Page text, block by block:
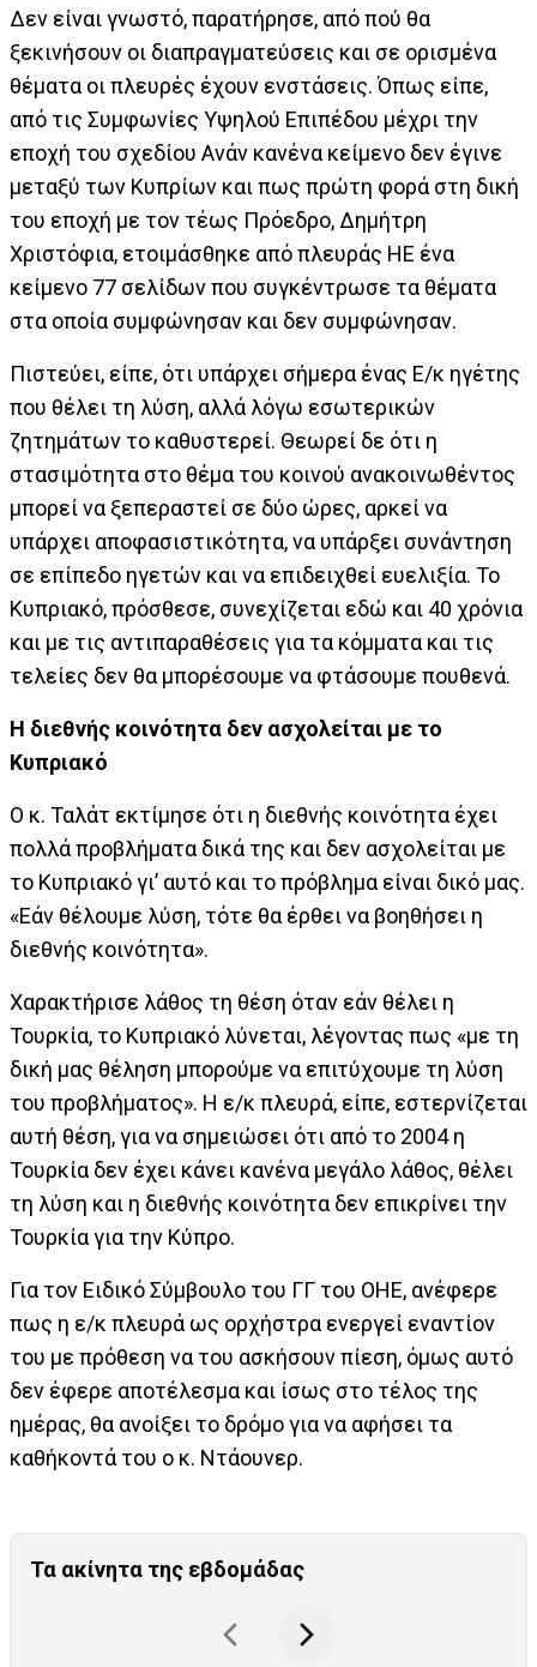
Δεν είναι γνωστό, παρατήρησε, από πού θα
ξεκινήσουν οι διαπραγματεύσεις και σε ορισμένα
θέματα οι πλευρές έχουν ενστάσεις. Όπως είπε,
από τις Συμφωνίες Υψηλού Επιπέδου μέχρι την
εποχή του σχεδίου Ανάν κανένα κείμενο δεν έγινε
μεταξύ των Κυπρίων και πως πρώτη φορά στη δική
του εποχή με τον τέως Πρόεδρο, Δημήτρη
Χριστόφια, ετοιμάσθηκε από πλευράς ΗΕ ένα
κείμενο 77 σελίδων που συγκέντρωσε τα θέματα
στα οποία συμφώνησαν και δεν συμφώνησαν.
Πιστεύει, είπε, ότι υπάρχει σήμερα ένας Ε/κ ηγέτης
που θέλει τη λύση, αλλά λόγω εσωτερικών
ζητημάτων το καθυστερεί. Θεωρεί δε ότι η
στασιμότητα στο θέμα του κοινού ανακοινωθέντος
μπορεί να ξεπεραστεί σε δύο ώρες, αρκεί να
υπάρχει αποφασιστικότητα, να υπάρξει συνάντηση
σε επίπεδο ηγετών και να επιδειχθεί ευελιξία. Το
Κυπριακό, πρόσθεσε, συνεχίζεται εδώ και 40 χρόνια
και με τις αντιπαραθέσεις για τα κόμματα και τις
τελείες δεν θα μπορέσουμε να φτάσουμε πουθενά.
Η διεθνής κοινότητα δεν ασχολείται με το
Κυπριακό
Ο κ. Ταλάτ εκτίμησε ότι η διεθνής κοινότητα έχει
πολλά προβλήματα δικά της και δεν ασχολείται με
το Κυπριακό γι’ αυτό και το πρόβλημα είναι δικό μας.
«Εάν θέλουμε λύση, τότε θα έρθει να βοηθήσει η
διεθνής κοινότητα».
Χαρακτήρισε λάθος τη θέση όταν εάν θέλει η
Τουρκία, το Κυπριακό λύνεται, λέγοντας πως «με τη
δική μας θέληση μπορούμε να επιτύχουμε τη λύση
του προβλήματος». Η ε/κ πλευρά, είπε, εστερνίζεται
αυτή θέση, για να σημειώσει ότι από το 2004 η
Τουρκία δεν έχει κάνει κανένα μεγάλο λάθος, θέλει
τη λύση και η διεθνής κοινότητα δεν επικρίνει την
Τουρκία για την Κύπρο.
Για τον Ειδικό Σύμβουλο του ΓΓ του ΟΗΕ, ανέφερε
πως η ε/κ πλευρά ως ορχήστρα ενεργεί εναντίον
του με πρόθεση να του ασκήσουν πίεση, όμως αυτό
δεν έφερε αποτέλεσμα και ίσως στο τέλος της
ημέρας, θα ανοίξει το δρόμο για να αφήσει τα
καθήκοντά του ο κ. Ντάουνερ.
Τα ακίνητα της εβδομάδας